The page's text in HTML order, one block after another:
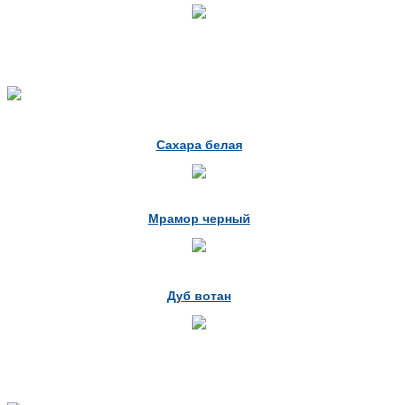
Сахара белая
Мрамор черный
Дуб вотан